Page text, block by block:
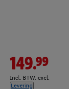
149.99
Incl. BTW. excl.
Levering